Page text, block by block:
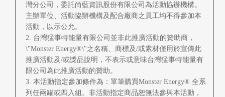
灣分公司，委託尚藍資訊股份有限公司為活動協辦機構。
主辦單位、活動協辦機構及配合廠商之員工均不得參加本
活動，以示公允。
2. 台灣猛事特能量有限公司並非此推廣活動的贊助商，
\"Monster Energy®\"之名稱、商標及/或素材僅用於宣傳此
推廣活動及/或獎品說明，不表示或意味台灣猛事特能量有
限公司為此推廣活動的贊助。
3. 本活動指定參加條件為：單筆購買Monster Energy® 全系
列任兩罐或四入組。非活動指定商品恕無法參與本活動，